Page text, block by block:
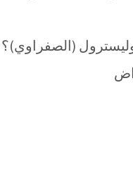
(الصفراوي)؟